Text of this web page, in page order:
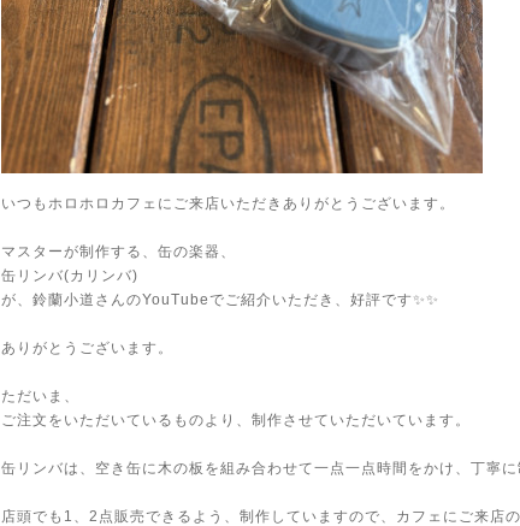
いつもホロホロカフェにご来店いただきありがとうございます。
マスターが制作する、缶の楽器、
缶リンバ(カリンバ)
が、鈴蘭小道さんのYouTubeでご紹介いただき、好評です✨✨
ありがとうございます。
ただいま、
ご注文をいただいているものより、制作させていただいています。
缶リンバは、空き缶に木の板を組み合わせて一点一点時間をかけ、丁寧に
店頭でも1、2点販売できるよう、制作していますので、カフェにご来店